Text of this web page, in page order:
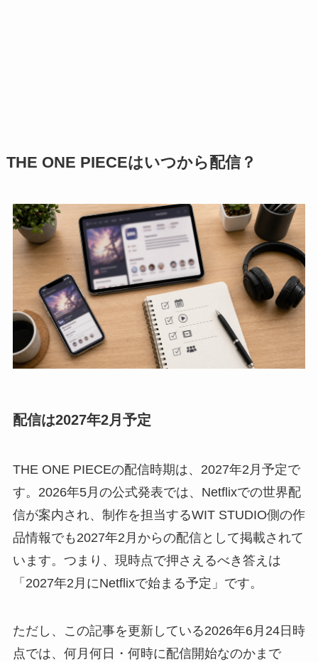
THE ONE PIECEはいつから配信？
配信は2027年2月予定
THE ONE PIECEの配信時期は、2027年2月予定で
す。2026年5月の公式発表では、Netflixでの世界配
信が案内され、制作を担当するWIT STUDIO側の作
品情報でも2027年2月からの配信として掲載されて
います。つまり、現時点で押さえるべき答えは
「2027年2月にNetflixで始まる予定」です。
ただし、この記事を更新している2026年6月24日時
点では、何月何日・何時に配信開始なのかまで